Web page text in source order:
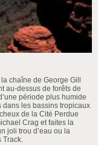
chaîne de George Gill
au-dessus de forêts de
période plus humide
les bassins tropicaux
de la Cité Perdue
Crag et faites la
joli trou d’eau ou la
Track.